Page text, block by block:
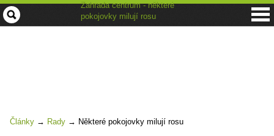
Zahrada centrum - některé
pokojovky milují rosu
Články → Rady → Některé pokojovky milují rosu